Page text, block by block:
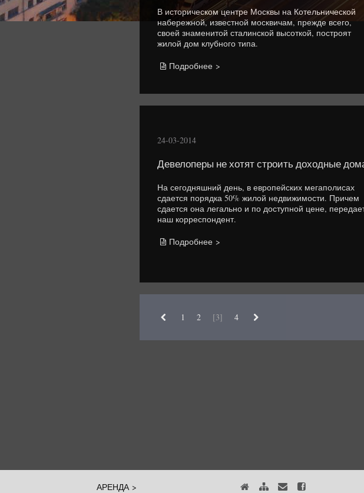
В историческом центре Москвы на Котельнической
набережной, известной москвичам, прежде всего,
своей знаменитой сталинской высоткой, построят
жилой дом клубного типа.
Подробнее >
24-03-2014
Девелоперы не хотят строить доходные
На сегодняшний день, в европейских мегаполисах
сдается порядка 50% жилой недвижимости. Причем
сдается она легально и по доступной цене,
наш корреспондент.
Подробнее >
1 2 [3] 4
АРЕНДА >